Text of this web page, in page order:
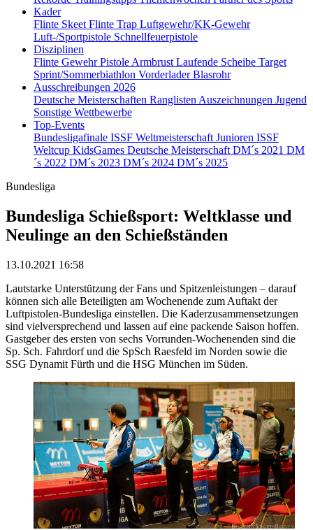
Kader
Flinte Skeet Flinte Trap Luftgewehr/KK-Gewehr
Luft-/Sportpistole Schnellfeuerpistole
Disziplinen
Flinte GewehrPistole Armbrust Laufende Scheibe Target
Sprint/Sommerbiathlon VorderladerBlasrohr
Ausschreibungen 2026
Deutsche Meisterschaften Ranglisten Auszeichnungen Jugend
Sonstige Wettbewerbe
Top-Events
Bundesligafinale ISSF Weltmeisterschaft Junioren ISSF
Weltcup KidsGames Deutsche Meisterschaft DM´s 2021 DM
´s 2022 DM´s 2023 DM´s 2024 DM´s 2025
Bundesliga
Bundesliga Schießsport: Weltklasse und
Neulinge an den Schießständen
13.10.2021 16:58
Lautstarke Unterstützung der Fans und Spitzenleistungen – darauf
können sich alle Beteiligten am Wochenende zum Auftakt der
Luftpistolen-Bundesliga einstellen. Die Kaderzusammensetzungen
sind vielversprechend und lassen auf eine packende Saison hoffen.
Gastgeber des ersten von sechs Vorrunden-Wochenenden sind die
Sp. Sch. Fahrdorf und die SpSch Raesfeld im Norden sowie die
SSG Dynamit Fürth und die HSG München im Süden.